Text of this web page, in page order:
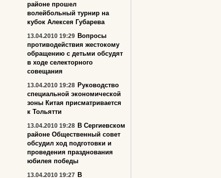
районе прошел
волейбольный турнир на
кубок Алексея Губарева
13.04.2010 19:29 Вопросы
противодействия жестокому
обращению с детьми обсудят
в ходе селекторного
совещания
13.04.2010 19:28 Руководство
специальной экономической
зоны Китая присматривается
к Тольятти
13.04.2010 19:28 В Сергиевском
районе Общественный совет
обсудил ход подготовки и
проведения празднования
юбилея победы
13.04.2010 19:27 В